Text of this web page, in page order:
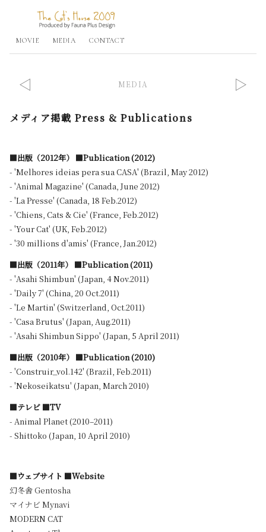
MOVIE MEDIA CONTACT
◁ MEDIA ▷
メディア掲載 Press & Publications
■出版（2012年） ■Publication (2012)
- 'Melhores ideias pera sua CASA' (Brazil, May 2012)
- 'Animal Magazine' (Canada, June 2012)
- 'La Presse' (Canada, 18 Feb.2012)
- 'Chiens, Cats & Cie' (France, Feb.2012)
- 'Your Cat' (UK, Feb.2012)
- '30 millions d'amis' (France, Jan.2012)
■出版（2011年） ■Publication (2011)
- 'Asahi Shimbun' (Japan, 4 Nov.2011)
- 'Daily 7' (China, 20 Oct.2011)
- 'Le Martin' (Switzerland, Oct.2011)
- 'Casa Brutus' (Japan, Aug.2011)
- 'Asahi Shimbun Sippo' (Japan, 5 April 2011)
■出版（2010年） ■Publication (2010)
- 'Construir_vol.142' (Brazil, Feb.2011)
- 'Nekoseikatsu' (Japan, March 2010)
■テレビ ■TV
- Animal Planet (2010–2011)
- Shittoko (Japan, 10 April 2010)
■ウェブサイト ■Website
幻冬舎 Gentosha
マイナビ Mynavi
MODERN CAT